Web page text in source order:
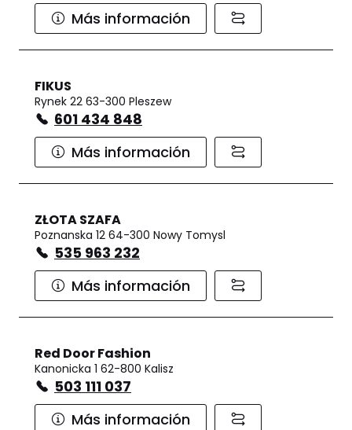
Más información
FIKUS
Rynek 22 63-300 Pleszew
601 434 848
Más información
ZŁOTA SZAFA
Poznanska 12 64-300 Nowy Tomysl
535 963 232
Más información
Red Door Fashion
Kanonicka 1 62-800 Kalisz
503 111 037
Más información